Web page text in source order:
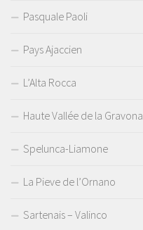
Pasquale Paoli
Pays Ajaccien
L’Alta Rocca
Haute Vallée de la Gravona
Spelunca-Liamone
La Pieve de l’Ornano
Sartenais – Valinco